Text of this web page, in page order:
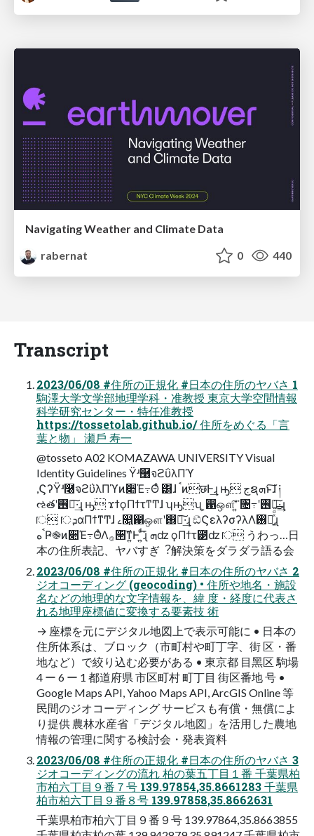
Navigating Weather and Climate Data
rabernat
0 440
Transcript
2023/06/08 #住所の正規化 #⽇本の住所のヤバさ 1
駒澤⼤学⽂学部地理学科・准教授 東京⼤学空間情報
科学研究センター・特任准教授
https://tossetolab.github.io/ 住所をめぐる「⾔
葉と物」 瀬⼾ 寿⼀
@tosseto A02 KOMAZAWA UNIVERSITY Visual
Identity Guidelines Ϋʴ࿨จϩΰλΠϓ
,ϚʔΫʴ࿨จϩΰλΠϓͷ૊Έ߹Θͤ ͸ɺ ࠨͷछͰ͢ɻ ԣ جຊܗͱ͠ɺ ༏
ઌతʹ࢖༻͠·͢ɻ ԣ ϫϯϙΠϯτͳͲɺ ʮԣʯ ͕഑ஔ͠ʹ͍͘ ৔߹ʹ࢖༻͠·͢ɻ
ॎ ॎܕαΠϯͳͲɺ ࡉ௕͍഑ஔʹ࢖༻͠·͢ɻ ඞͣϚελʔσʔλΛ࢖༻͍ͯͩ͘͠͞ɻ
ࠨهҎ֎ͷ૊Έ߹ΘͤΛ࡞੒͠ͳ͍Ͱ ͍ͩ͘͞ɻ ܗʣ ϙΠϯτ౳ʣ ॎ うわっ…⽇
本の住所表記、ヤバすぎ︖解決策をダラダラ語る会
2023/06/08 #住所の正規化 #⽇本の住所のヤバさ 2
ジオコーディング (geocoding) • 住所や地名・施設
名などの地理的な⽂字情報を、緯 度・経度に代表さ
れる地理座標値に変換する要素技 術
→ 座標を元にデジタル地図上で表⽰可能に • ⽇本の
住所体系は、ブロック（市町村や町丁字、街 区・番
地など）で絞り込む必要がある • 東京都 ⽬⿊区 駒場
4 ー 6 ー 1 都道府県 市区町村 町丁⽬ 街区番地 号 •
Google Maps API, Yahoo Maps API, ArcGIS Online 等
⺠間のジオコーディング サービスも有償・無償によ
り提供 農林⽔産省「デジタル地図」を活⽤した農地
情報の管理に関する検討会・発表資料
2023/06/08 #住所の正規化 #⽇本の住所のヤバさ 3
ジオコーディングの流れ 柏の葉五丁⽬１番 千葉県柏
市柏六丁⽬９番７号 139.97854,35.8661283 千葉県
柏市柏六丁⽬９番８号 139.97858,35.8662631
千葉県柏市柏六丁⽬９番９号 139.97864,35.8663855